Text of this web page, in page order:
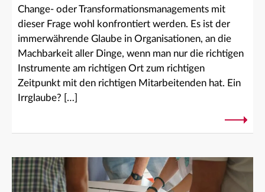
Change- oder Transformationsmanagements mit
dieser Frage wohl konfrontiert werden. Es ist der
immerwährende Glaube in Organisationen, an die
Machbarkeit aller Dinge, wenn man nur die richtigen
Instrumente am richtigen Ort zum richtigen
Zeitpunkt mit den richtigen Mitarbeitenden hat. Ein
Irrglaube? […]